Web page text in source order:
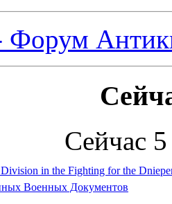
Сейчас
in the Fighting for the
Военных Документов